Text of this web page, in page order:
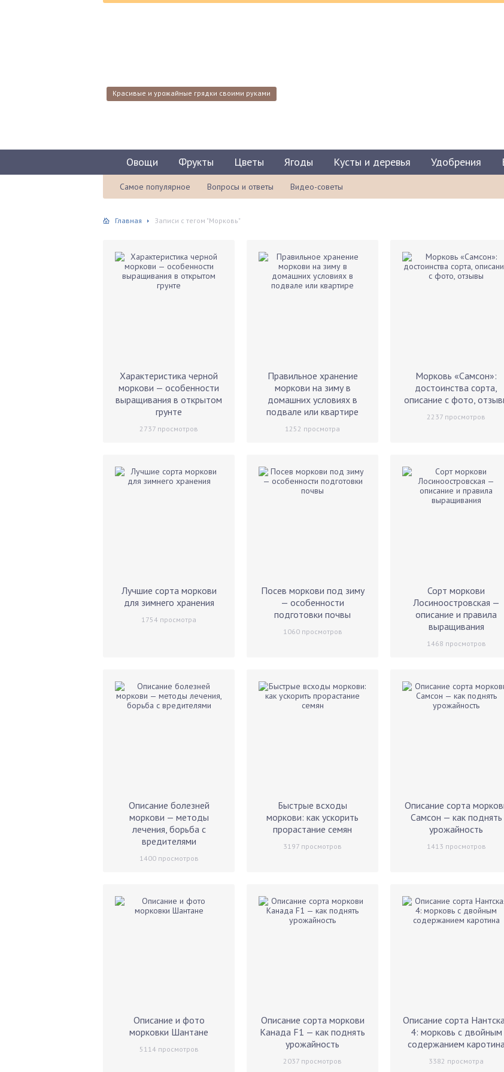
Красивые и урожайные грядки своими руками
Овощи Фрукты Цветы Ягоды Кусты и деревья Удобрения
Самое популярное Вопросы и ответы Видео-советы
Главная Записи с тегом "Морковь"
Характеристика черной
моркови — особенности
выращивания в открытом
грунте
2737 просмотров
Правильное хранение
моркови на зиму в
домашних условиях в
подвале или квартире
1252 просмотра
Морковь «Самсон»:
достоинства сорта,
описание с фото,
2237 просмотров
Лучшие сорта моркови
для зимнего хранения
1754 просмотра
Посев моркови под зиму
— особенности
подготовки почвы
1060просмотров
Сорт моркови
Лосиноостровская —
описание и правила
выращивания
1468 просмотров
Описание болезней
моркови — методы
лечения, борьба с
вредителями
1400просмотров
Быстрые всходы
моркови: как ускорить
прорастание семян
3197 просмотров
Описание сорта
Самсон — как поднять
урожайность
1413 просмотров
Описание и фото
морковки Шантане
5114 просмотров
Описание сорта моркови
Канада F1 — как поднять
урожайность
2037 просмотров
Описание сорта
4: морковь c двойным
содержанием
3382 просмотра